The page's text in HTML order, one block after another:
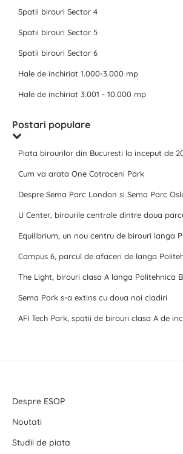
Spatii birouri Sector 4
Spatii birouri Sector 5
Spatii birouri Sector 6
Hale de inchiriat 1.000-3.000 mp
Hale de inchiriat 3.001 - 10.000 mp
Postari populare
Piata birourilor din Bucuresti la inceput de
Cum va arata One Cotroceni Park
Despre Sema Parc London si Sema Parc
U Center, birourile centrale dintre doua
Equilibrium, un nou centru de birouri langa
Campus 6, parcul de afaceri de langa
The Light, birouri clasa A langa Politehnica
Sema Park s-a extins cu doua noi cladiri
AFI Tech Park, spatii de birouri clasa A de
Despre ESOP
Noutati
Studii de piata